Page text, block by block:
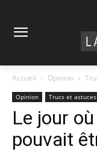
Accueil Opinion
Opinion Trucs et astuces
Le jour où
pouvait